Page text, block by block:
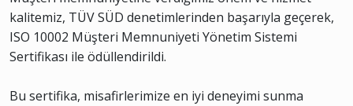
kalitemiz, TÜV SÜD denetimlerinden başarıyla geçerek,
ISO 10002 Müşteri Memnuniyeti Yönetim Sistemi
Sertifikası ile ödüllendirildi.
Bu sertifika, misafirlerimize en iyi deneyimi sunma